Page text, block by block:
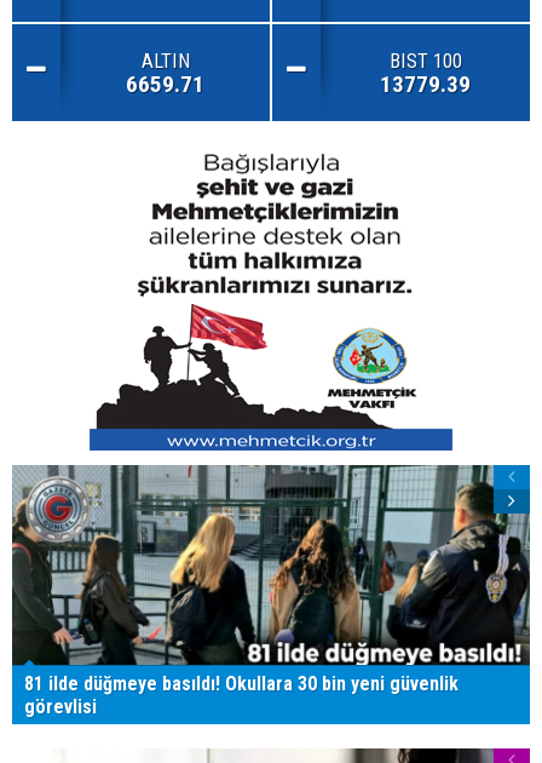
ALTIN
6659.71
BIST 100
13779.39
81 ilde düğmeye basıldı! Okullara 30 bin yeni güvenlik
görevlisi